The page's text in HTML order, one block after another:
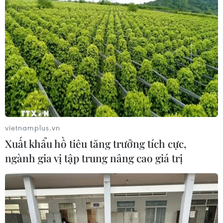
Cháy rừng nghiêm trọng tại Canada,
cảnh báo lũ quét ở Đông Nam nước
Mỹ
09/08/2026 06:28
Lâm Đồng: Mưa lớn gây sạt lở đèo
Con Ó, cây đổ trên đèo Bảo Lộc
09/08/2026 06:20
Mưa lớn gây ngập cục bộ, chia cắt
một số khu vực miền núi Quảng Trị
09/08/2026 04:35
vietnamplus.vn
Xuất khẩu hồ tiêu tăng trưởng tích cực,
ngành gia vị tập trung nâng cao giá trị